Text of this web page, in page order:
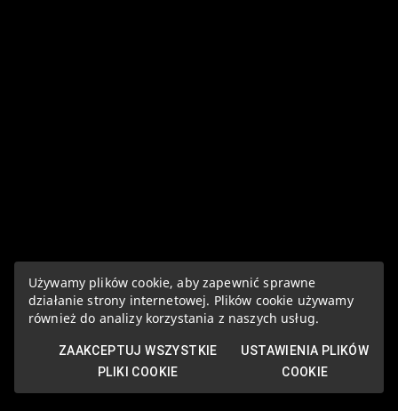
Używamy plików cookie, aby zapewnić sprawne
działanie strony internetowej. Plików cookie używamy
również do analizy korzystania z naszych usług.
ZAAKCEPTUJ WSZYSTKIE
PLIKI COOKIE
USTAWIENIA PLIKÓW
COOKIE